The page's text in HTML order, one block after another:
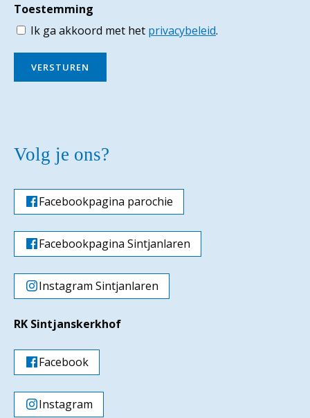
Toestemming
Ik ga akkoord met het privacybeleid.
VERSTUREN
Volg je ons?
Facebookpagina parochie
Facebookpagina Sintjanlaren
Instagram Sintjanlaren
RK Sintjanskerkhof
Facebook
Instagram